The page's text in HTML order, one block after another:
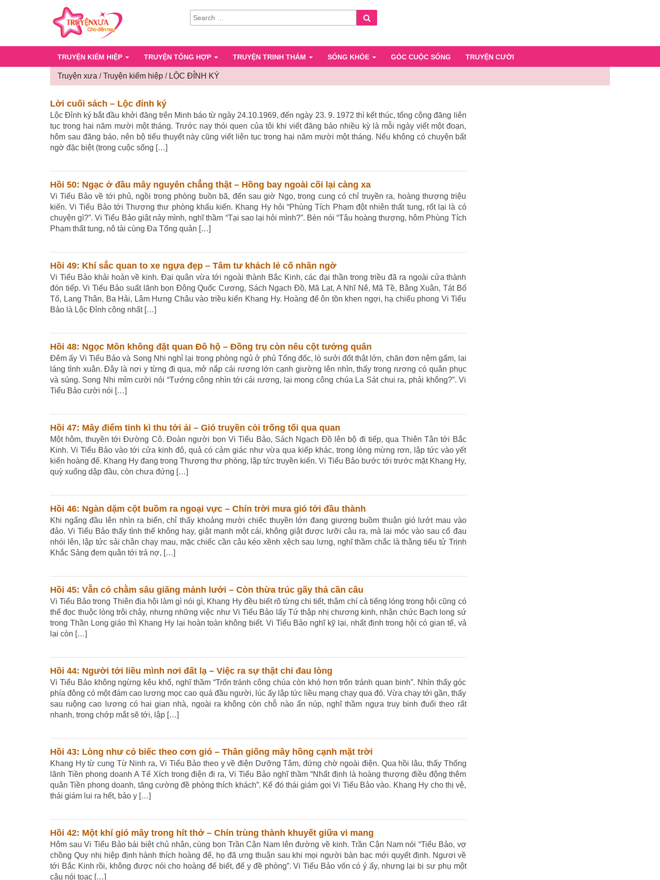
SEARCH
FOR:
TRUYỆN KIẾM HIỆP TRUYỆN TỔNG HỢP TRUYỆN TRINH THÁM SỐNG KHỎE GÓC CUỘC SỐNG TRUYỆN CƯỜI
Truyện xưa /Truyện kiếm hiệp / LỘC ĐỈNH KÝ
Lời cuối sách – Lộc đỉnh ký
Lộc Đỉnh ký bắt đầu khởi đăng trên Minh báo từ ngày 24.10.1969, đến ngày 23. 9. 1972 thì kết thúc, tổng cộng đăng liên
tục trong hai năm mười một tháng. Trước nay thói quen của tôi khi viết đăng báo nhiều kỳ là mỗi ngày viết một đoạn,
hôm sau đăng báo, nên bộ tiểu thuyết này cũng viết liên tục trong hai năm mười một tháng. Nếu không có chuyện bất
ngờ đặc biệt (trong cuộc sống […]
Hồi 50: Ngạc ở đầu mây nguyên chẳng thật – Hồng bay ngoài cõi lại càng xa
Vi Tiểu Bảo về tới phủ, ngồi trong phòng buồn bã, đến sau giờ Ngọ, trong cung có chỉ truyền ra, hoàng thượng triệu
kiến. Vi Tiểu Bảo tới Thượng thư phòng khấu kiến. Khang Hy hỏi “Phùng Tích Phạm đột nhiên thất tung, rốt lại là có
chuyện gì?”. Vi Tiểu Bảo giật nảy mình, nghĩ thầm “Tại sao lại hỏi mình?”. Bèn nói “Tâu hoàng thượng, hôm Phùng Tích
Phạm thất tung, nô tài cùng Đa Tổng quản […]
Hồi 49: Khí sắc quan to xe ngựa đẹp – Tâm tư khách lẻ cố nhân ngờ
Vi Tiểu Bảo khải hoàn về kinh. Đại quân vừa tới ngoài thành Bắc Kinh, các đại thần trong triều đã ra ngoài cửa thành
đón tiếp. Vi Tiểu Bảo suất lãnh bọn Đông Quốc Cương, Sách Ngạch Đồ, Mã Lạt, A Nhĩ Nê, Mã Tề, Bằng Xuân, Tát Bố
Tố, Lang Thân, Ba Hải, Lâm Hưng Châu vào triều kiến Khang Hy. Hoàng đế ôn tồn khen ngợi, hạ chiếu phong Vi Tiểu
Bảo là Lộc Đỉnh công nhất […]
Hồi 48: Ngọc Môn không đặt quan Đô hộ – Đồng trụ còn nêu cột tướng quân
Đêm ấy Vi Tiểu Bảo và Song Nhi nghỉ lại trong phòng ngủ ở phủ Tổng đốc, lò sưởi đốt thật lớn, chăn đơn nệm gấm, lai
láng tình xuân. Đây là nơi y từng đi qua, mở nắp cái rương lớn cạnh giường lên nhìn, thấy trong rương có quân phục
và súng. Song Nhi mỉm cười nói “Tướng công nhìn tới cái rương, lại mong công chúa La Sát chui ra, phải không?”. Vi
Tiểu Bảo cười nói […]
Hồi 47: Mây điểm tinh kì thu tới ải – Gió truyền còi trống tối qua quan
Một hôm, thuyền tới Đường Cô. Đoàn người bọn Vi Tiểu Bảo, Sách Ngạch Đồ lên bộ đi tiếp, qua Thiên Tân tới Bắc
Kinh. Vi Tiểu Bảo vào tới cửa kinh đô, quả có cảm giác như vừa qua kiếp khác, trong lòng mừng rơn, lập tức vào yết
kiến hoàng đế. Khang Hy đang trong Thượng thư phòng, lập tức truyền kiến. Vi Tiểu Bảo bước tới trước mặt Khang Hy,
quỳ xuống dập đầu, còn chưa đứng […]
Hồi 46: Ngàn dặm cột buồm ra ngoại vực – Chín trời mưa gió tới đầu thành
Khi ngẩng đầu lên nhìn ra biển, chỉ thấy khoảng mười chiếc thuyền lớn đang giương buồm thuận gió lướt mau vào
đảo. Vi Tiểu Bảo thấy tình thế không hay, giật mạnh một cái, không giật được lưỡi câu ra, mà lại móc vào sau cổ đau
nhói lên, lập tức sải chân chạy mau, mặc chiếc cần câu kéo xềnh xệch sau lưng, nghĩ thầm chắc là thằng tiểu tử Trịnh
Khắc Sảng đem quân tới trả nợ, […]
Hồi 45: Vẫn có chằm sâu giăng mảnh lưới – Còn thừa trúc gãy thả cần câu
Vi Tiểu Bảo trong Thiên địa hội làm gì nói gì, Khang Hy đều biết rõ từng chi tiết, thậm chí cả tiếng lóng trong hội cũng có
thể đọc thuộc lòng trôi chảy, nhưng những việc như Vi Tiểu Bảo lấy Tứ thập nhị chương kinh, nhận chức Bạch long sứ
trong Thần Long giáo thì Khang Hy lại hoàn toàn không biết. Vi Tiểu Bảo nghĩ kỹ lại, nhất định trong hội có gian tế, vả
lại còn […]
Hồi 44: Người tới liều mình nơi đất lạ – Việc ra sự thật chi đau lòng
Vi Tiểu Bảo không ngừng kêu khổ, nghĩ thầm “Trốn tránh công chúa còn khó hơn trốn tránh quan binh”. Nhìn thấy góc
phía đông có một đám cao lương mọc cao quá đầu người, lúc ấy lập tức liều mạng chạy qua đó. Vừa chạy tới gần, thấy
sau ruộng cao lương có hai gian nhà, ngoài ra không còn chỗ nào ẩn núp, nghĩ thầm ngựa truy binh đuổi theo rất
nhanh, trong chớp mắt sẽ tới, lập […]
Hồi 43: Lòng như cỏ biếc theo cơn gió – Thân giống mây hồng cạnh mặt trời
Khang Hy từ cung Từ Ninh ra, Vi Tiểu Bảo theo y về điện Dưỡng Tâm, đứng chờ ngoài điện. Qua hồi lâu, thấy Thống
lãnh Tiền phong doanh A Tế Xích trong điện đi ra, Vi Tiểu Bảo nghĩ thầm “Nhất định là hoàng thượng điều động thêm
quân Tiền phong doanh, tăng cường đề phòng thích khách”. Kế đó thái giám gọi Vi Tiểu Bảo vào. Khang Hy cho thị vệ,
thái giám lui ra hết, bảo y […]
Hồi 42: Một khí gió mây trong hít thở – Chín trùng thành khuyết giữa vi mang
Hôm sau Vi Tiểu Bảo bái biệt chủ nhân, cùng bọn Trần Cận Nam lên đường về kinh. Trần Cận Nam nói “Tiểu Bảo, vợ
chồng Quy nhị hiệp định hành thích hoàng đế, họ đã ưng thuận sau khi mọi người bàn bạc mới quyết định. Ngươi về
tới Bắc Kinh rồi, không được nói cho hoàng đế biết, để y đề phòng”. Vi Tiểu Bảo vốn có ý ấy, nhưng lại bị sư phụ một
câu nói toạc […]